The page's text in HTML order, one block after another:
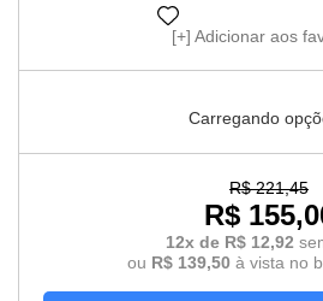
Adicionar aos
Carregando
R$ 221,45
R$
12x de R$ 12,92
ou R$ 139,50 à vista no